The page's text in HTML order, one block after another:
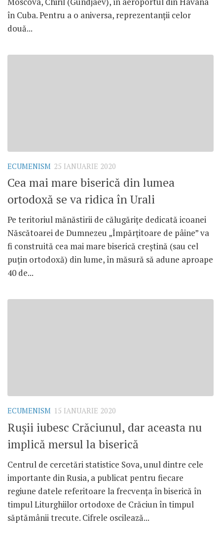
în Cuba. Pentru a o aniversa, reprezentanții celor
două...
ECUMENISM 25 IANUARIE 2020
Cea mai mare biserică din lumea
ortodoxă se va ridica în Urali
Pe teritoriul mănăstirii de călugărițe dedicată icoanei
Născătoarei de Dumnezeu „Împărțitoare de pâine” va
fi construită cea mai mare biserică creștină (sau cel
puțin ortodoxă) din lume, în măsură să adune aproape
40 de...
ECUMENISM 15 IANUARIE 2020
Rușii iubesc Crăciunul, dar aceasta nu
implică mersul la biserică
Centrul de cercetări statistice Sova, unul dintre cele
importante din Rusia, a publicat pentru fiecare
regiune datele referitoare la frecvența în biserică în
timpul Liturghiilor ortodoxe de Crăciun în timpul
săptămânii trecute. Cifrele oscilează...